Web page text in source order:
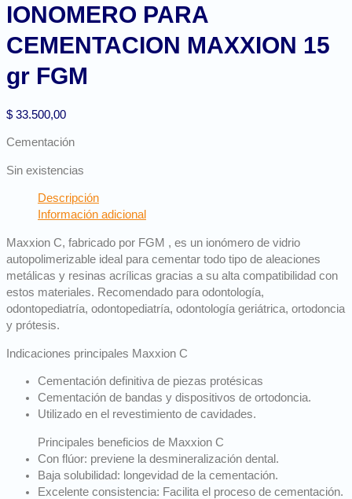
IONOMERO PARA
CEMENTACION MAXXION 15
gr FGM
$ 33.500,00
Cementación
Sin existencias
Descripción
Información adicional
Maxxion C, fabricado por FGM , es un ionómero de vidrio
autopolimerizable ideal para cementar todo tipo de aleaciones
metálicas y resinas acrílicas gracias a su alta compatibilidad con
estos materiales. Recomendado para odontología,
odontopediatría, odontopediatría, odontología geriátrica, ortodoncia
y prótesis.
Indicaciones principales Maxxion C
Cementación definitiva de piezas protésicas
Cementación de bandas y dispositivos de ortodoncia.
Utilizado en el revestimiento de cavidades.
Principales beneficios de Maxxion C
Con flúor: previene la desmineralización dental.
Baja solubilidad: longevidad de la cementación.
Excelente consistencia: Facilita el proceso de cementación.